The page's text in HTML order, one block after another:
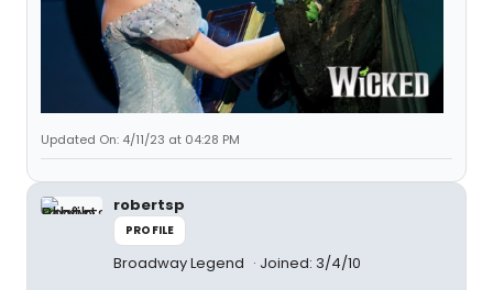
Updated On: 4/11/23 at 04:28 PM
robertsp
PROFILE
Broadway Legend Joined: 3/4/10